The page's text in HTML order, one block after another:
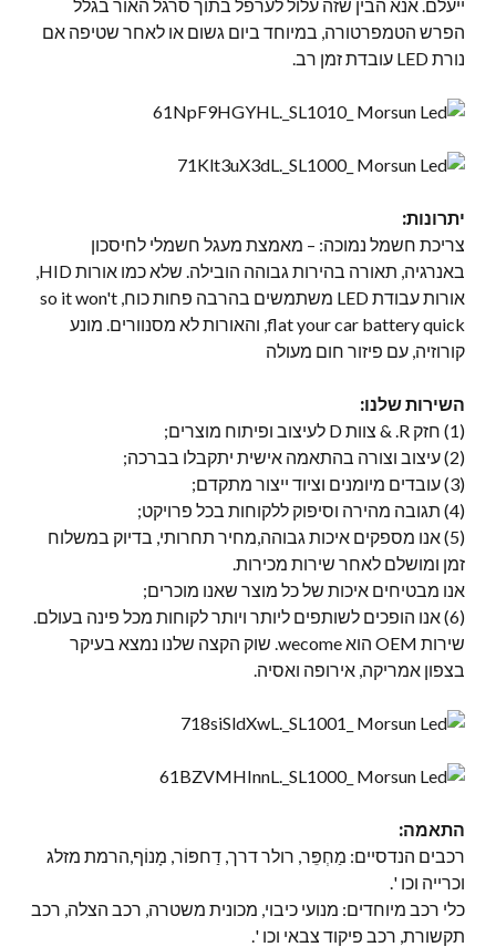
ייעלם. אנא הבין שזה עלול לערפל בתוך סרגל האור בגלל
הפרש הטמפרטורה, במיוחד ביום גשום או לאחר שטיפה אם
נורת LED עובדת זמן רב.
יתרונות:
צריכת חשמל נמוכה: – מאמצת מעגל חשמלי לחיסכון
אורות עבודת LED משתמשים בהרבה פחות כוח,
so it won't
flat your car battery quick , והאורות לא מסנוורים. מונע
קורוזיה, עם פיזור חום מעולה
השירות שלנו:
(1) חזק R. & צוות D לעיצוב ופיתוח מוצרים;
(2) עיצוב וצורה בהתאמה אישית יתקבלו בברכה;
(3) עובדים מיומנים וציוד ייצור מתקדם;
(4) תגובה מהירה וסיפוק ללקוחות בכל פרויקט;
(5) אנו מספקים איכות גבוהה,מחיר תחרותי, בדיוק במשלוח
זמן ומושלם לאחר שירות מכירות.
אנו מבטיחים איכות של כל מוצר שאנו מוכרים;
(6) אנו הופכים לשותפים ליותר ויותר לקוחות מכל פינה בעולם.
שירות OEM הוא wecome. שוק הקצה שלנו נמצא בעיקר
בצפון אמריקה, אירופה ואסיה.
התאמה:
רכבים הנדסיים: מַחְפֵּר, רולר דרך, דַחפּוֹר, מָנוֹף,הרמת מזלג
וכרייה וכו '.
כלי רכב מיוחדים: מנועי כיבוי, מכונית משטרה, רכב הצלה, רכב
תקשורת, רכב פיקוד צבאי וכו '.